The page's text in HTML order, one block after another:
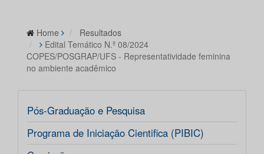
Home
Resultados
Edital Temático N.º 08/2024
COPES/POSGRAP/UFS - Representatividade feminina
no ambiente acadêmico
Pós-Graduação e Pesquisa
Programa de Iniciação Cientifica (PIBIC)